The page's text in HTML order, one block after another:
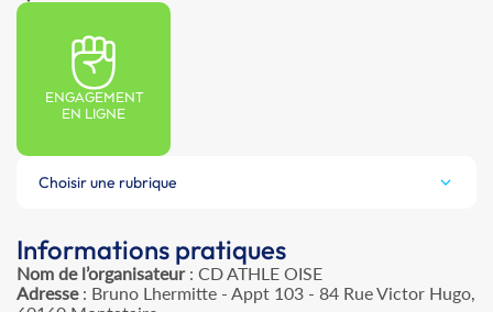
ENGAGEMENT
EN LIGNE
Choisir une rubrique
Informations pratiques
Nom de l’organisateur: CD ATHLE OISE
Adresse: Bruno Lhermitte - Appt 103 - 84 Rue Victor Hugo,